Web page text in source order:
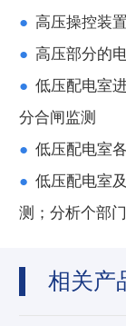
● 高压操控装
● 高压部分的
● 低压配电室
分合闸监测
● 低压配电室
● 低压配电室
测；分析个部
相关产